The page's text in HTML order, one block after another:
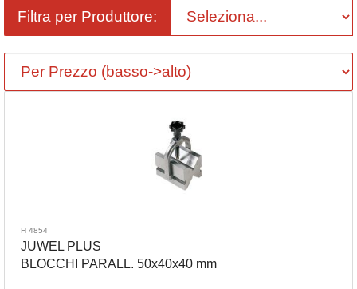
Filtra per Produttore:
H 4854
JUWEL PLUS
BLOCCHI PARALL. 50x40x40 mm